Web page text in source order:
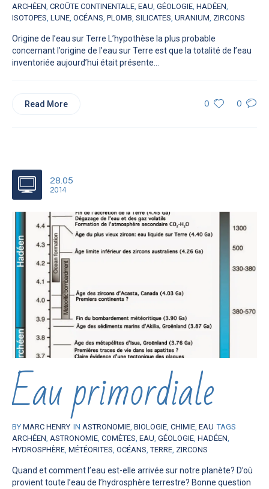
ARCHÉEN CROÛTE CONTINENTALE EAU GÉOLOGIE HADÉEN
ISOTOPES LUNE OCÉANS PLOMB SILICATES URANIUM ZIRCONS
Origine de l’eau sur Terre L’hypothèse la plus probable
concernant l’origine de l’eau sur Terre est que la totalité de l’eau
inventoriée aujourd’hui était présente...
0 0
Read More
28.05
2014
Eau primordiale
BY MARC HENRY IN ASTRONOMIE, BIOLOGIE, CHIMIE, EAU TAGS
ARCHÉEN, ASTRONOMIE, COMÈTES, EAU, GÉOLOGIE, HADÉEN,
HYDROSPHÈRE, MÉTÉORITES, OCÉANS,TERRE, ZIRCONS
Quand et comment l’eau est-elle arrivée sur notre planète? D’où
provient toute l’eau de l’hydrosphère terrestre? Bonne question